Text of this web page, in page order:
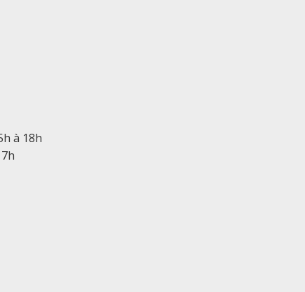
à 18h